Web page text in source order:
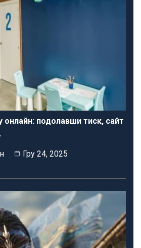
онлайн: подолавши тиск, сайт
Гру 24, 2025